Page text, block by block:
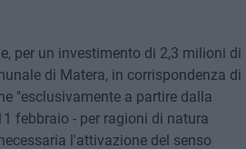
per un investimento di 2,3 milioni di
di Matera, in corrispondenza di
"esclusivamente a partire dalla
febbraio - per ragioni di natura
l'attivazione del senso